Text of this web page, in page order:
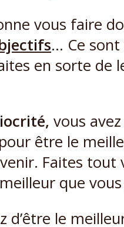
vous faire
… Ce sont
en sorte de
vous
pour être le
Faites tout
que
d’être le